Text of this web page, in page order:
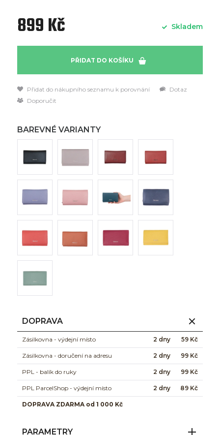
899 Kč Skladem
PŘIDAT DO KOŠÍKU
Přidat do nákupního seznamu k porovnání
Dotaz
Doporučit
BAREVNÉ VARIANTY
DOPRAVA
Zásilkovna - výdejní místo 2 dny 59 Kč
Zásilkovna - doručení na adresu 2 dny 99 Kč
PPL - balík do ruky 2 dny 99 Kč
PPL ParcelShop - výdejní místo 2 dny 89 Kč
DOPRAVA ZDARMA od 1 000 Kč
PARAMETRY